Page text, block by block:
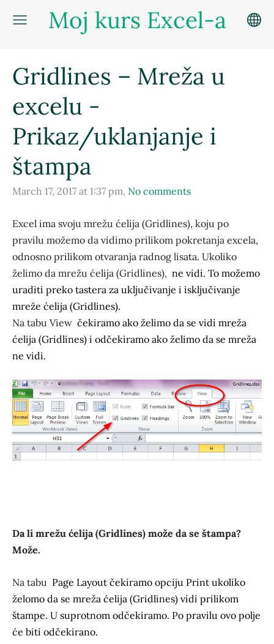
Moj kurs Excel-a
Gridlines – Mreža u
excelu -
Prikaz/uklanjanje i
štampa
March 17, 2017 at 1:37 pm, No comments
Excel ima svoju mrežu ćelija (Gridlines), koju po
pravilu možemo da vidimo prilikom pokretanja excela,
odnosno prilikom otvaranja radnog lisata. Ukoliko
želimo da mrežu ćelija (Gridlines), ne vidi. To možemo
uraditi preko tastera za uključivanje i isključivanje
mreže ćelija (Gridlines).
Na tabu View čekiramo ako želimo da se vidi mreža
ćelija (Gridlines) i odčekiramo ako želimo da se mreža
ne vidi.
Da li mrežu ćelija (Gridlines) može da se štampa?
Može.
Na tabu Page Layout čekiramo opciju Print ukoliko
želomo da se mreža ćelija (Gridlines) vidi prilikom
štampe. U suprotnom odčekiramo. Po pravilu ovo polje
će biti odčekirano.